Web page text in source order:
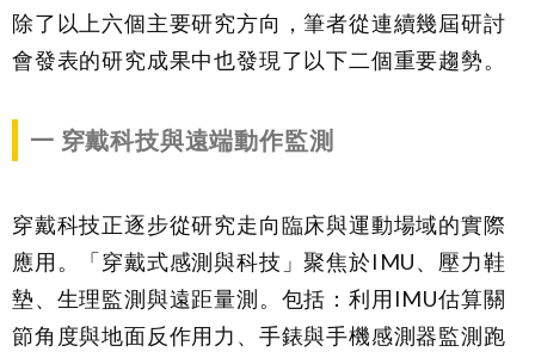
除了以上六個主要研究方向，筆者從連續幾屆研討
會發表的研究成果中也發現了以下二個重要趨勢。
一 穿戴科技與遠端動作監測
穿戴科技正逐步從研究走向臨床與運動場域的實際
應用。「穿戴式感測與科技」聚焦於IMU、壓力鞋
墊、生理監測與遠距量測。包括：利用IMU估算關
節角度與地面反作用力、手錶與手機感測器監測跑